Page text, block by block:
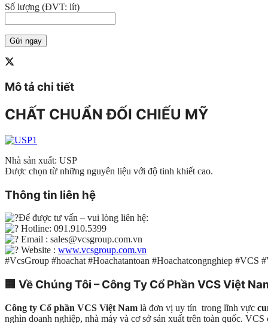
Số lượng (ĐVT: lít)
Mô tả chi tiết
CHẤT CHUẨN ĐỐI CHIẾU MỸ
Nhà sản xuất: USP
Được chọn từ những nguyên liệu với độ tinh khiết cao.
Thông tin liên hệ
Để được tư vấn – vui lòng liên hệ:
Hotline: 091.910.5399
Email : sales@vcsgroup.com.vn
Website : www.vcsgroup.com.vn
#VcsGroup #hoachat #Hoachatantoan #Hoachatcongnghiep #VCS
🏢 Về Chúng Tôi – Công Ty Cổ Phần VCS Việt
Công ty Cổ phần VCS Việt Nam là đơn vị uy tín trong lĩnh vực
nghìn doanh nghiệp, nhà máy và cơ sở sản xuất trên toàn quốc.